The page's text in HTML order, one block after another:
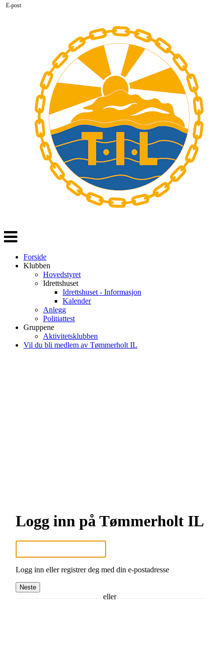
Veksle
navigasjon
Forside
Klubben
Hovedstyret
Idrettshuset
Idrettshuset - Informasjon
Kalender
Anlegg
Politiattest
Gruppene
Aktivitetsklubben
Vil du bli medlem av Tømmerholt IL
Logg inn på Tømmerholt IL
E-post
Logg inn eller registrer deg med din e-postadresse
Neste
eller